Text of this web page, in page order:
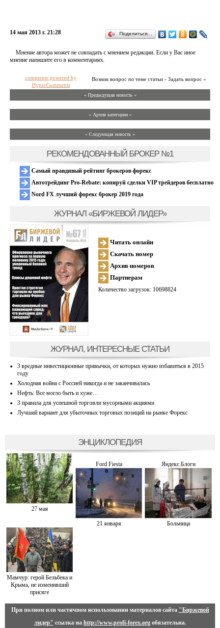
14 мая 2013 г. 21:28 Поделиться…
Мнение автора может не совпадать с мнением редакции. Если у Вас иное
мнение напишите его в комментариях.
Возник вопрос по теме статьи - Задать вопрос »
comments powered by
HyperComments
« Предыдущая новость «
» Архив категории «
» Следующая новость »
РЕКОМЕНДОВАННЫЙ БРОКЕР №1
Самый правдивый рейтинг брокеров форекс
Автотрейдинг Pro-Rebate: копируй сделки VIP трейдеров бесплатно
Nord FX лучший форекс брокер 2019 года
ЖУРНАЛ «БИРЖЕВОЙ ЛИДЕР»
Читать онлайн
Скачать номер
Архив номеров
Партнерам
Количество загрузок: 10698824
ЖУРНАЛ, ИНТЕРЕСНЫЕ СТАТЬИ
3 вредные инвестиционные привычки, от которых нужно избавиться в 2015
году
Холодная война с Россией никогда и не заканчивалась
Нефть: Все могло быть и хуже…
3 правила для успешной торговли мусорными акциями
Лучший вариант для убыточных торговых позиций на рынке Форекс
ЭНЦИКЛОПЕДИЯ
27 мая
Ford Fiesta Яндекс.Блоги
21 января Больница
Мамчур: герой Бельбека и
Крыма, не изменивший
присяге
При полном или частичном использовании материалов сайта "Биржевой
лидер" ссылка на http://www.profi-forex.orgобязательна.